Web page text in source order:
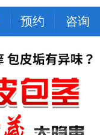
预约 咨询